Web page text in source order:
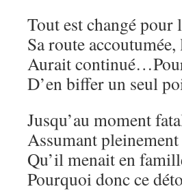
Tout est changé pour
Sa route
Aurait
D’en biffer un seul
Jusqu’au moment
Assumant
Qu’il menait en
Pourquoi donc ce